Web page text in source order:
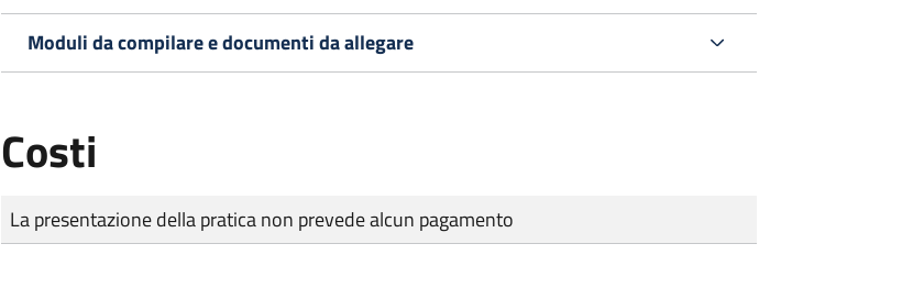
Moduli da compilare e documenti da allegare
Costi
Tipo di pagamento
Importo
La presentazione della pratica non prevede alcun pagamento